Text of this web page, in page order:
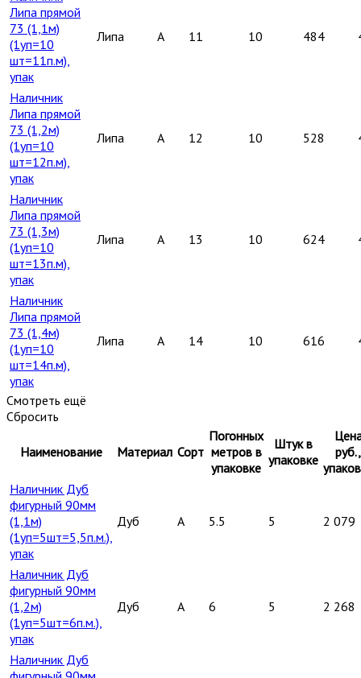
Липа прямой
73 (1,1м)
(1уп=10
шт=11п.м),
упак
Липа A 11 10 484
Наличник
Липа прямой
73 (1,2м)
(1уп=10
шт=12п.м),
упак
Липа A 12 10 528
Наличник
Липа прямой
73 (1,3м)
(1уп=10
шт=13п.м),
упак
Липа A 13 10 624
Наличник
Липа прямой
73 (1,4м)
(1уп=10
шт=14п.м),
упак
Липа A 14 10 616
Смотреть ещё
Сбросить
Наименование Материал Сорт
Погонных
метров в
упаковке
Штук в
упаковке
руб.,
Наличник Дуб
фигурный 90мм
(1,1м)
(1уп=5шт=5,5п.м.),
упак
Дуб A 5.5 5 2 079
Наличник Дуб
фигурный 90мм
(1,2м)
(1уп=5шт=6п.м.),
упак
Дуб A 6 5 2 268
Наличник Дуб